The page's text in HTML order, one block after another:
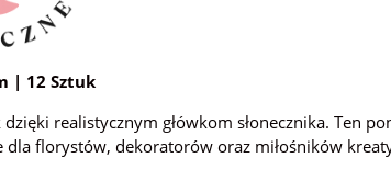
| 12 Sztuk
realistycznym główkom słonecznika. Ten
florystów, dekoratorów oraz miłośników